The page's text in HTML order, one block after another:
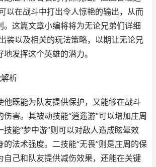
以在战斗中打出令人惊艳的输出，从而
。这篇文章小编将将为无论兄弟们详细
装以及相关的玩法策略，以期让无论兄
发挥这个英雄的潜力。
解析
他既能为队友提供保护，又能够在战斗
伤害。其被动技能“逍遥游”可以增加庄周
技能“梦中游”则可以对敌人造成眩晕效
的法术强度。二技能“无畏”则是庄周的保
自己和队友提供减伤效果，还能在关键